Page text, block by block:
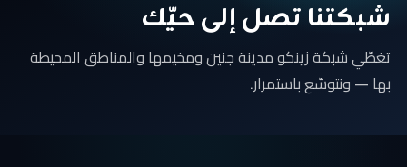
شبكتنا تصل إلى حيّك
تغطّي شبكة زينكو مدينة جنين ومخيمها والمناطق المحيطة
بها — ونتوسّع باستمرار.